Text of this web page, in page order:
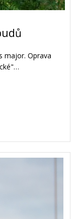
major. Oprava